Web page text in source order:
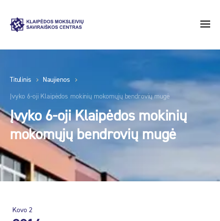
Titulinis Naujienos
Įvyko 6-oji Klaipėdos mokinių mokomųjų bendrovių mugė
Įvyko 6-oji Klaipėdos mokinių
mokomųjų bendrovių mugė
Kovo 2